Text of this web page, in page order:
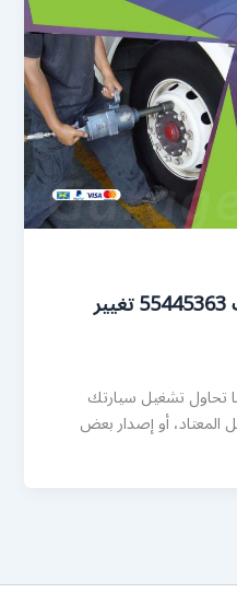
تبديل بطارية سيارة الشعب 55445363 تغيير
تحاول تشغيل سيارتك
المعتاد، أو إصدار بعض